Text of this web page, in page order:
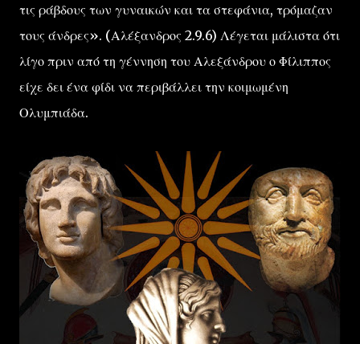
τις ράβδους των γυναικών και τα στεφάνια, τρόμαζαν
τους άνδρες». (Αλέξανδρος 2.9.6) Λέγεται μάλιστα ότι
λίγο πριν από τη γέννηση του Αλεξάνδρου ο Φίλιππος
είχε δει ένα φίδι να περιβάλλει την κοιμωμένη
Ολυμπιάδα.